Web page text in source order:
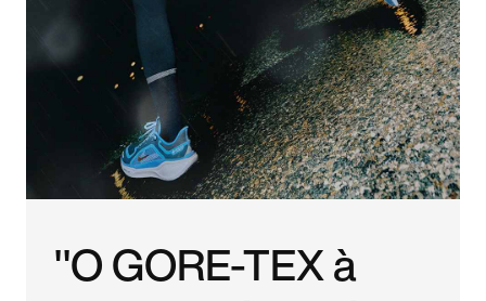
"O GORE-TEX à